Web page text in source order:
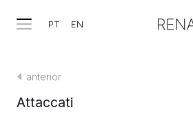
PT EN
anterior
Attaccati